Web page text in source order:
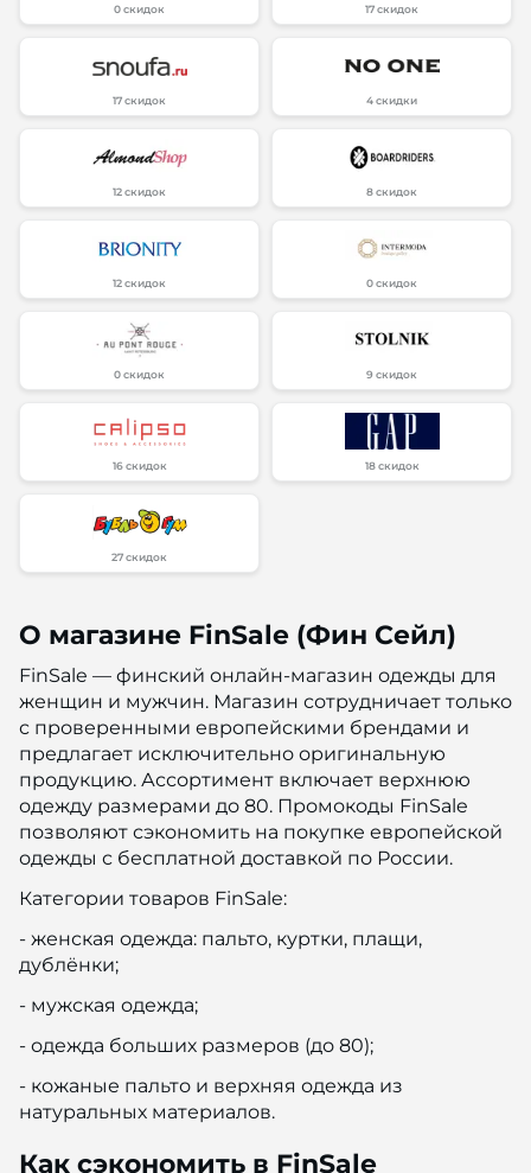
0 скидок 17 скидок
17 скидок 4 скидки
12 скидок 8 скидок
12 скидок 0 скидок
0 скидок 9 скидок
16 скидок 18 скидок
27 скидок
О магазине FinSale (Фин Сейл)
FinSale — финский онлайн-магазин одежды для
женщин и мужчин. Магазин сотрудничает только
с проверенными европейскими брендами и
предлагает исключительно оригинальную
продукцию. Ассортимент включает верхнюю
одежду размерами до 80. Промокоды FinSale
позволяют сэкономить на покупке европейской
одежды с бесплатной доставкой по России.
Категории товаров FinSale:
- женская одежда: пальто, куртки, плащи,
дублёнки;
- мужская одежда;
- одежда больших размеров (до 80);
- кожаные пальто и верхняя одежда из
натуральных материалов.
Как сэкономить в FinSale